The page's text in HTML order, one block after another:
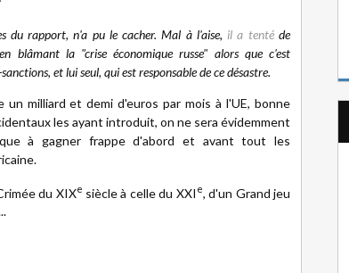
du rapport, n'a pu le cacher. Mal à l'aise, il a tentéde
blâmant la "crise économique russe" alors que c'est
et lui seul, qui est responsable de ce désastre.
un milliard et demi d'euros par mois à l'UE, bonne
les ayant introduit, on ne sera évidemment
à gagner frappe d'abord et avant tout les
du XIXe siècle à celle du XXI e , d'un Grand jeu